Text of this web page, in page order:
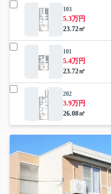
103
5.3万円
23.72㎡
101
5.4万円
23.72㎡
202
3.9万円
26.08㎡